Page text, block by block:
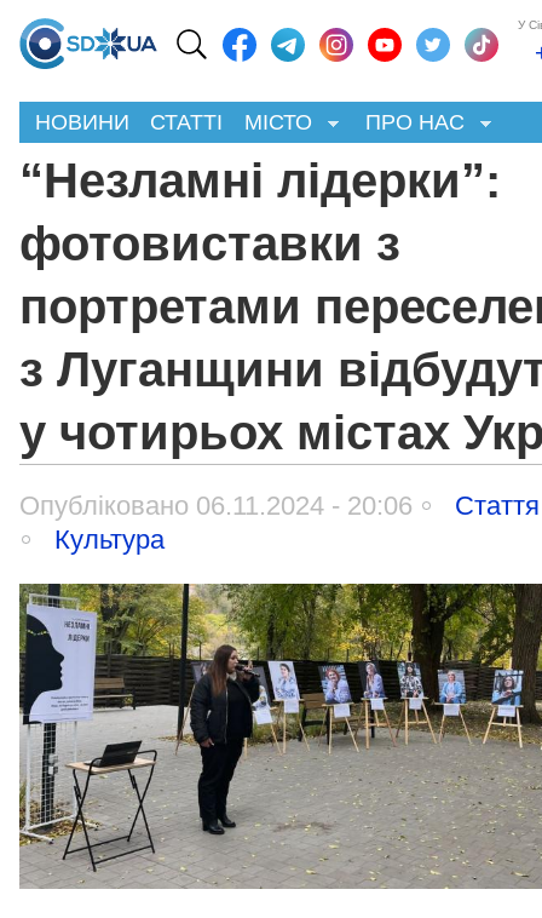
У
НОВИНИ СТАТТІ МІСТО ПРО НАС
“Незламні лідерки”:
фотовиставки з
портретами
з Луганщини
у чотирьох містах
Опубліковано 06.11.2024 - 20:06
Стаття
Культура